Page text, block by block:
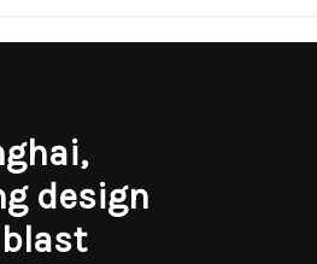
design